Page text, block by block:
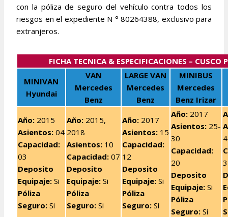
con la póliza de seguro del vehículo contra todos los
riesgos en el expediente N ° 80264388, exclusivo para
extranjeros.
FICHA TECNICA & ESPECIFICACIONES – CUSCO
MINIVAN
Hyundai
VAN
Mercedes
Benz
LARGE VAN
Mercedes
Benz
MINIBUS
Mercedes
Benz Irizar
Año: 2015
Asientos: 04
Capacidad:
03
Deposito
Equipaje: Si
Póliza
Seguro: Si
Año: 2015,
2018
Asientos: 10
Capacidad: 07
Deposito
Equipaje: Si
Póliza
Seguro: Si
Año: 2017
Asientos: 15
Capacidad:
12
Deposito
Equipaje: Si
Póliza
Seguro: Si
Año: 2017
Asientos: 25-
30
Capacidad:
20
Deposito
Equipaje: Si
Póliza
Seguro: Si